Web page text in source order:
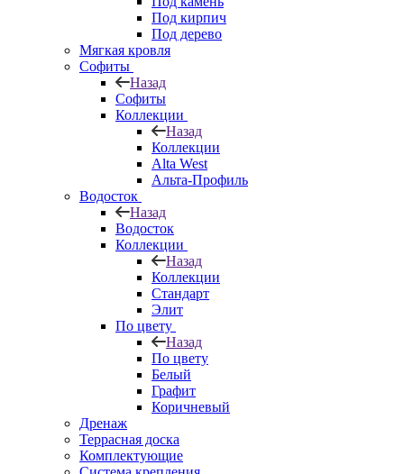
Под кирпич
Под дерево
Мягкая кровля
Софиты
Назад
Софиты
Коллекции
Назад
Коллекции
Alta West
Альта-Профиль
Водосток
Назад
Водосток
Коллекции
Назад
Коллекции
Стандарт
Элит
По цвету
Назад
По цвету
Белый
Графит
Коричневый
Дренаж
Террасная доска
Комплектующие